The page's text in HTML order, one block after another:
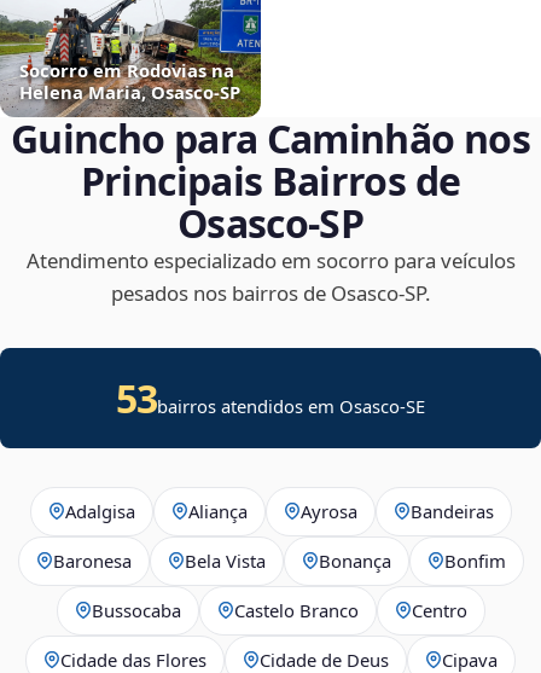
Socorro em Rodovias na
Helena Maria, Osasco‑SP
Guincho para Caminhão nos
Principais Bairros de
Osasco‑SP
Atendimento especializado em socorro para veículos
pesados nos bairros de Osasco‑SP.
53bairros atendidos em Osasco-SE
Adalgisa Aliança Ayrosa Bandeiras
Baronesa Bela Vista Bonança Bonfim
Bussocaba Castelo Branco Centro
Cidade das Flores Cidade de Deus Cipava